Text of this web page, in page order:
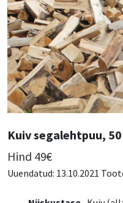
Kuiv segalehtpuu,
Hind 49€
Uuendatud: 13.10.2021